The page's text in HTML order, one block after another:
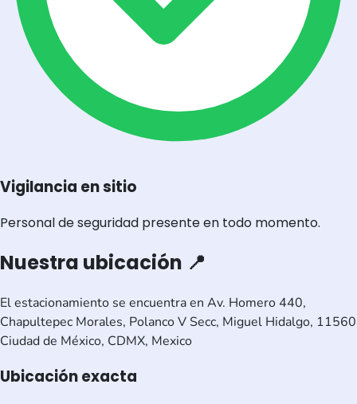
Vigilancia en sitio
Personal de seguridad presente en todo momento.
Nuestra ubicación 📍
El estacionamiento se encuentra en Av. Homero 440,
Chapultepec Morales, Polanco V Secc, Miguel Hidalgo, 11560
Ciudad de México, CDMX, Mexico
Ubicación exacta